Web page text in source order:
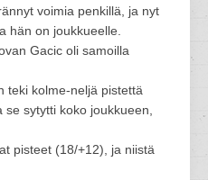
voimia penkillä, ja nyt
hän on joukkueelle.
Gacic oli samoilla
teki kolme-neljä pistettä
sytytti koko joukkueen,
pisteet (18/+12), ja niistä